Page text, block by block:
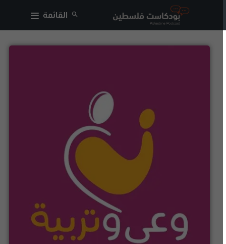
القائمة